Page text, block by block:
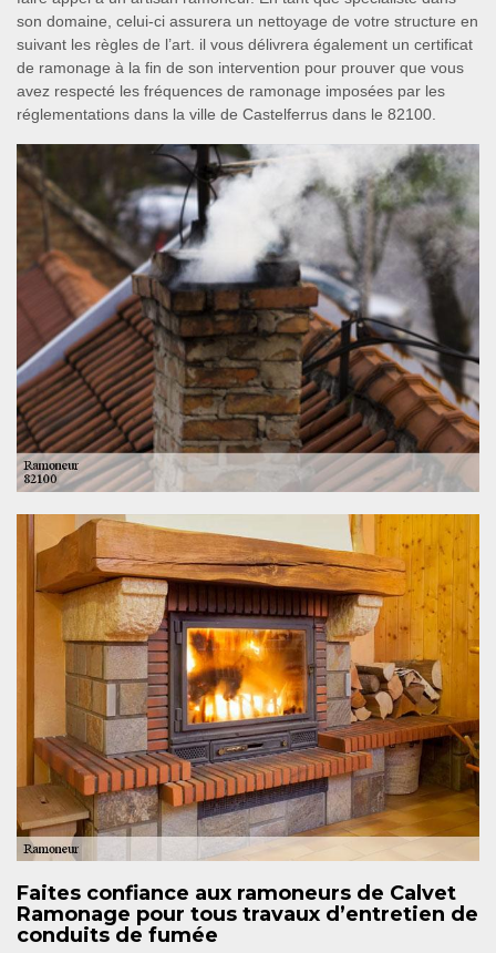
son domaine, celui-ci assurera un nettoyage de votre structure en
suivant les règles de l’art. il vous délivrera également un certificat
de ramonage à la fin de son intervention pour prouver que vous
avez respecté les fréquences de ramonage imposées par les
réglementations dans la ville de Castelferrus dans le 82100.
Faites confiance aux ramoneurs de Calvet
Ramonage pour tous travaux d’entretien de
conduits de fumée